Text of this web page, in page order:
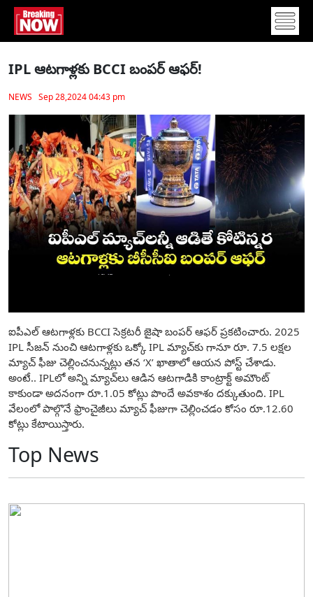
IPL ఆటగాళ్లకు BCCI బంపర్ ఆఫర్!
NEWS Sep 28,2024 04:43 pm
ఐపీఎల్ ఆటగాళ్లకు BCCI సెక్రటరీ జైషా బంపర్ ఆఫర్ ప్రకటించారు. 2025
IPL సీజన్ నుంచి ఆటగాళ్లకు ఒక్కో IPL మ్యాచ్⁬కు గానూ రూ. 7.5 లక్షల
మ్యాచ్ ఫీజు చెల్లించనున్నట్లు తన ‘X’ ఖాతాలో ఆయన పోస్ట్ చేశాడు.
అంటే.. IPL⁬లో అన్ని మ్యాచ్⁬లు ఆడిన ఆటగాడికి కాంట్రాక్ట్ అమౌంట్
కాకుండా అదనంగా రూ.1.05 కోట్లు పొందే అవకాశం దక్కుతుంది. IPL
వేలంలో పాల్గొనే ఫ్రాంచైజీలు మ్యాచ్ ఫీజుగా చెల్లించడం కోసం రూ.12.60
కోట్లు కేటాయిస్తారు.
Top News